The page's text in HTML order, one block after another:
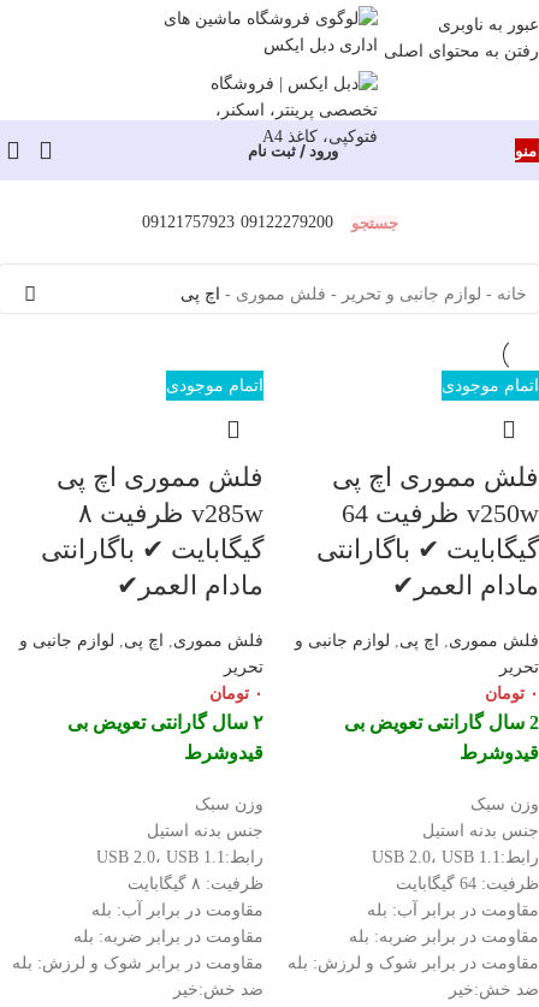
عبور به ناوبری
رفتن به محتوای اصلی
منو ورود / ثبت نام
جستجو 09122279200
09121757923
خانه - لوازم جانبی و تحریر - فلش مموری - اچ پی
اتمام موجودی
فلش مموری اچ پی
v250w ظرفیت 64
گیگابایت ✔ باگارانتی
مادام العمر✔
فلش مموری, اچ پی, لوازم جانبی و
تحریر
۰ تومان
2 سال گارانتی تعویض بی
قیدوشرط
وزن سبک
جنس بدنه استیل
رابط:USB 2.0، USB 1.1
ظرفیت: 64 گیگابایت
مقاومت در برابر آب: بله
مقاومت در برابر ضربه: بله
مقاومت در برابر شوک و لرزش: بله
ضد خش:خیر
اتمام موجودی
فلش مموری اچ پی
v285w ظرفیت ۸
گیگابایت ✔ باگارانتی
مادام العمر✔
فلش مموری, اچ پی, لوازم جانبی و
تحریر
۰ تومان
۲ سال گارانتی تعویض بی
قیدوشرط
وزن سبک
جنس بدنه استیل
رابط:USB 2.0، USB 1.1
ظرفیت: ۸ گیگابایت
مقاومت در برابر آب: بله
مقاومت در برابر ضربه: بله
مقاومت در برابر شوک و لرزش: بله
ضد خش:خیر